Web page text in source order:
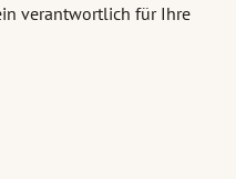
verantwortlich für Ihre